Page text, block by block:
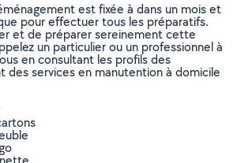
est fixée à dans un mois et
pour effectuer tous les préparatifs.
et de préparer sereinement cette
un particulier ou un professionnel à
en consultant les profils des
des services en manutention à domicile